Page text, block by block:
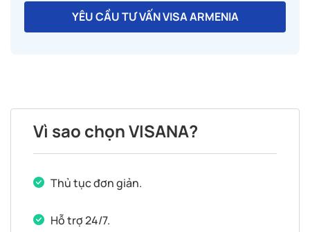
YÊU CẦU TƯ VẤN VISA ARMENIA
Vì sao chọn VISANA?
Thủ tục đơn giản.
Hỗ trợ 24/7.